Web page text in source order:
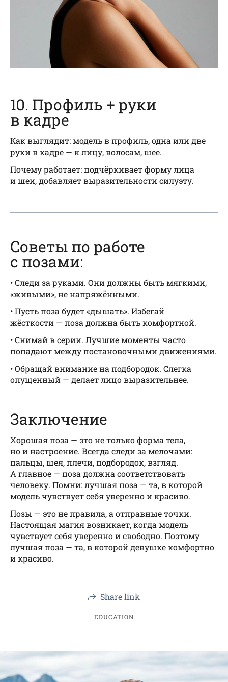
10. Профиль + руки
в кадре
Как выглядит: модель в профиль, одна или две
руки в кадре — к лицу, волосам, шее.
Почему работает: подчёркивает форму лица
и шеи, добавляет выразительности силуэту.
Советы по работе
с позами:
• Следи за руками. Они должны быть мягкими,
«живыми», не напряжёнными.
• Пусть поза будет «дышать». Избегай
жёсткости — поза должна быть комфортной.
• Снимай в серии. Лучшие моменты часто
попадают между постановочными движениями.
• Обращай внимание на подбородок. Слегка
опущенный — делает лицо выразительнее.
Заключение
Хорошая поза — это не только форма тела,
но и настроение. Всегда следи за мелочами:
пальцы, шея, плечи, подбородок, взгляд.
А главное — поза должна соответствовать
человеку. Помни: лучшая поза — та, в которой
модель чувствует себя уверенно и красиво.
Позы — это не правила, а отправные точки.
Настоящая магия возникает, когда модель
чувствует себя уверенно и свободно. Поэтому
лучшая поза — та, в которой девушке комфортно
и красиво.
Share link
EDUCATION